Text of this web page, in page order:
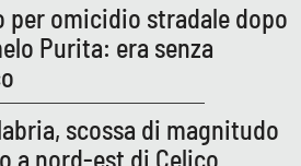
per omicidio stradale dopo
Purita: era senza
scossa di magnitudo
a nord-est di Celico